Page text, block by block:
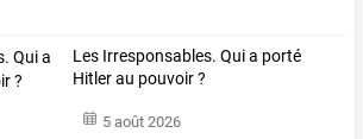
Les Irresponsables. Qui a porté
Hitler au pouvoir ?
5 août 2026